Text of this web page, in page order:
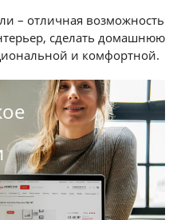
– отличная возможность
сделать домашнюю
и комфортной.